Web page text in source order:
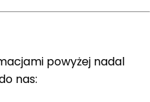
powyżej nadal
nas: